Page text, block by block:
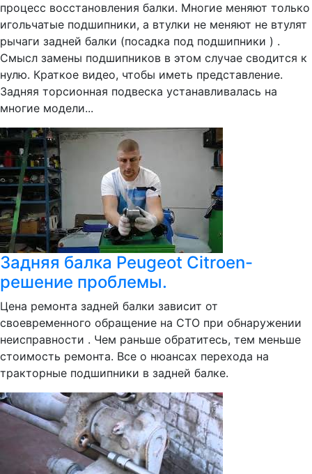
процесс восстановления балки. Многие меняют только
игольчатые подшипники, а втулки не меняют не втулят
рычаги задней балки (посадка под подшипники ) .
Смысл замены подшипников в этом случае сводится к
нулю. Краткое видео, чтобы иметь представление.
Задняя торсионная подвеска устанавливалась на
многие модели...
Задняя балка Peugeot Citroen-
решение проблемы.
Цена ремонта задней балки зависит от
своевременного обращение на СТО при обнаружении
неисправности . Чем раньше обратитесь, тем меньше
стоимость ремонта. Все о нюансах перехода на
тракторные подшипники в задней балке.